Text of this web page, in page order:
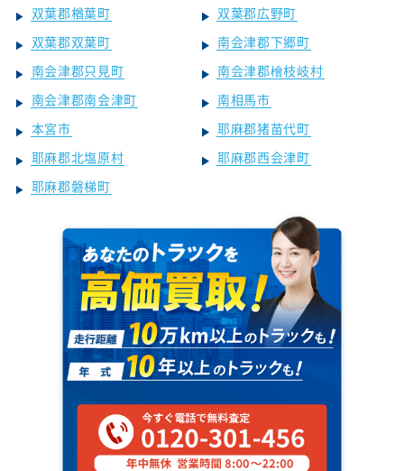
双葉郡楢葉町
双葉郡広野町
双葉郡双葉町
南会津郡下郷町
南会津郡只見町
南会津郡檜枝岐村
南会津郡南会津町
南相馬市
本宮市
耶麻郡猪苗代町
耶麻郡北塩原村
耶麻郡西会津町
耶麻郡磐梯町